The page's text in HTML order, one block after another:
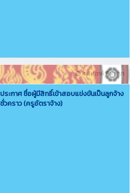
4 สัปดาห์ ที่ผ่านมา
ประกาศ ชื่อผู้มีสิทธิ์เข้าสอบแข่งขันเป็นลูกจ้าง
ชั่วคราว (ครูอัตราจ้าง)